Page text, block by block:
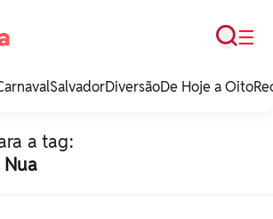
☰
Busca
SalvadorDiversãoDe Hoje a Oito
a tag: